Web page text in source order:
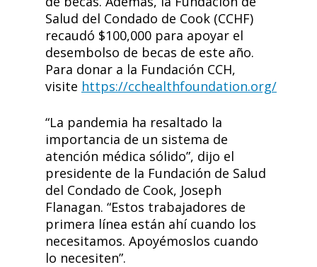
Salud del Condado de Cook (CCHF)
recaudó $100,000 para apoyar el
desembolso de becas de este año.
Para donar a la Fundación CCH,
visite https://cchealthfoundation.org/
“La pandemia ha resaltado la
importancia de un sistema de
atención médica sólido”, dijo el
presidente de la Fundación de Salud
del Condado de Cook, Joseph
Flanagan. “Estos trabajadores de
primera línea están ahí cuando los
necesitamos. Apoyémoslos cuando
lo necesiten”.